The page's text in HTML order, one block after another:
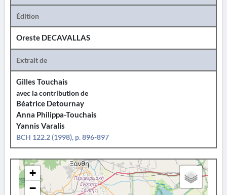
Édition
Oreste DECAVALLAS
Extrait de
Gilles Touchais
avec la contribution de
Béatrice Detournay
Anna Philippa-Touchais
Yannis Varalis
BCH 122.2 (1998), p. 896-897
+
−